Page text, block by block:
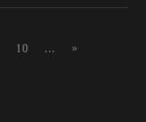
10 ... »